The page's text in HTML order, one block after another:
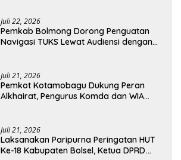
Juli 22, 2026
Pemkab Bolmong Dorong Penguatan
Navigasi TUKS Lewat Audiensi dengan
Juli 21, 2026
Pemkot Kotamobagu Dukung Peran
Alkhairat, Pengurus Komda dan WIA
Juli 21, 2026
Laksanakan Paripurna Peringatan HUT
Ke-18 Kabupaten Bolsel, Ketua DPRD